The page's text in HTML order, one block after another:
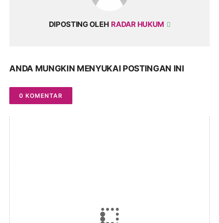
DIPOSTING OLEH RADAR HUKUM
ANDA MUNGKIN MENYUKAI POSTINGAN INI
0 KOMENTAR